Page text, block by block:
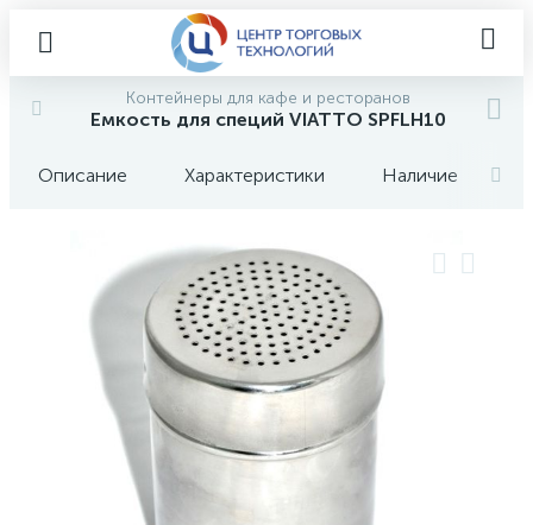
Контейнеры для кафе и ресторанов
Емкость для специй VIATTO SPFLH10
Описание Характеристики Наличие